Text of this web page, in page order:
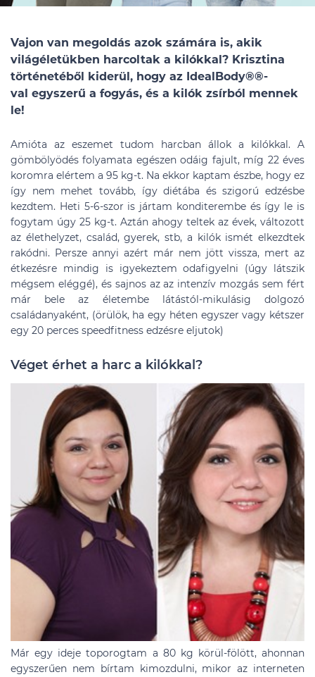
Vajon van megoldás azok számára is, akik
világéletükben harcoltak a kilókkal? Krisztina
történetéből kiderül, hogy az IdealBody®®-
val egyszerű a fogyás, és a kilók zsírból mennek
le!
Amióta az eszemet tudom harcban állok a kilókkal. A
gömbölyödés folyamata egészen odáig fajult, míg 22 éves
koromra elértem a 95 kg-t. Na ekkor kaptam észbe, hogy ez
így nem mehet tovább, így diétába és szigorú edzésbe
kezdtem. Heti 5-6-szor is jártam konditerembe és így le is
fogytam úgy 25 kg-t. Aztán ahogy teltek az évek, változott
az élethelyzet, család, gyerek, stb, a kilók ismét elkezdtek
rakódni. Persze annyi azért már nem jött vissza, mert az
étkezésre mindig is igyekeztem odafigyelni (úgy látszik
mégsem eléggé), és sajnos az az intenzív mozgás sem fért
már bele az életembe látástól-mikulásig dolgozó
családanyaként, (örülök, ha egy héten egyszer vagy kétszer
egy 20 perces speedfitness edzésre eljutok)
Véget érhet a harc a kilókkal?
Már egy ideje toporogtam a 80 kg körül-fölött, ahonnan
egyszerűen nem bírtam kimozdulni, mikor az interneten